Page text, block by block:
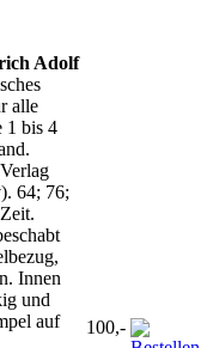
Adolf
alle
1 bis 4
64; 76;
Innen
und
auf
100,-